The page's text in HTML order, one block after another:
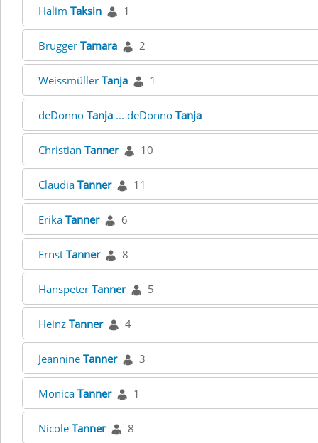
Halim Taksin 1
Brügger Tamara 2
Weissmüller Tanja 1
deDonno Tanja ... deDonno Tanja
Christian Tanner 10
Claudia Tanner 11
Erika Tanner 6
Ernst Tanner 8
Hanspeter Tanner 5
Heinz Tanner 4
Jeannine Tanner 3
Monica Tanner 1
Nicole Tanner 8